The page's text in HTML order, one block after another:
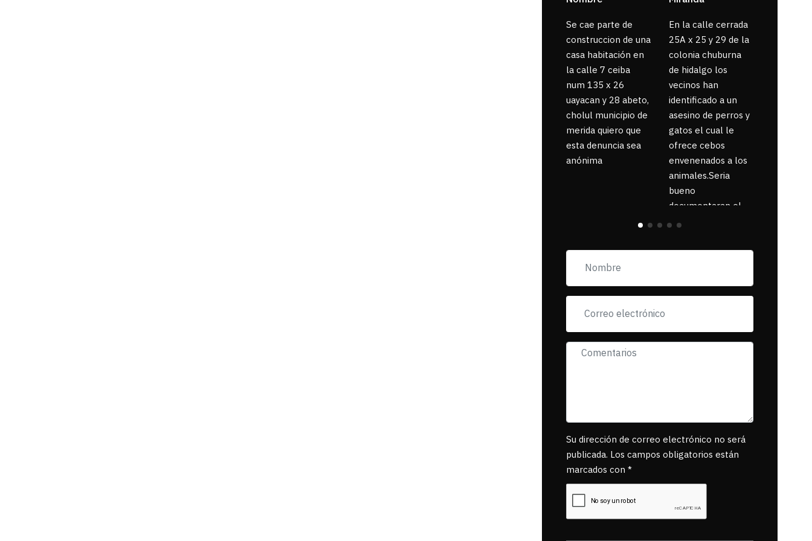
Se cae parte de
construccion de una
casa habitación en
la calle 7 ceiba
num 135 x 26
uayacan y 28 abeto,
cholul municipio de
merida quiero que
esta denuncia sea
anónima
En la calle cerrada
25A x 25 y 29 de la
colonia chuburna
de hidalgo los
vecinos han
identificado a un
asesino de perros y
gatos el cual le
ofrece cebos
envenenados a los
animales.Seria
bueno
documentaran el
suceso ya que la
pancartas de
exigiendo al asesino
se reponsanbilice
Su dirección de correo electrónico no será
publicada. Los campos obligatorios están
marcados con *